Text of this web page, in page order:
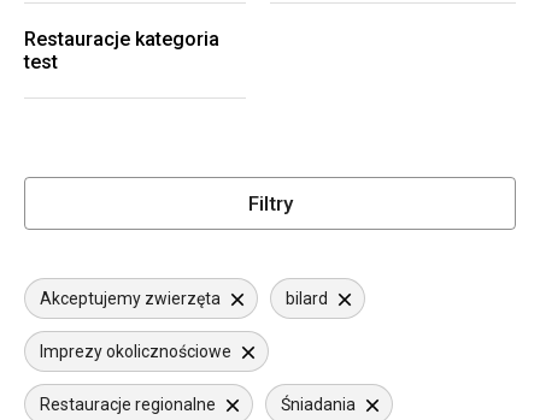
Restauracje kategoria
test
Filtry
Akceptujemy zwierzęta bilard
Imprezy okolicznościowe
Restauracje regionalne Śniadania